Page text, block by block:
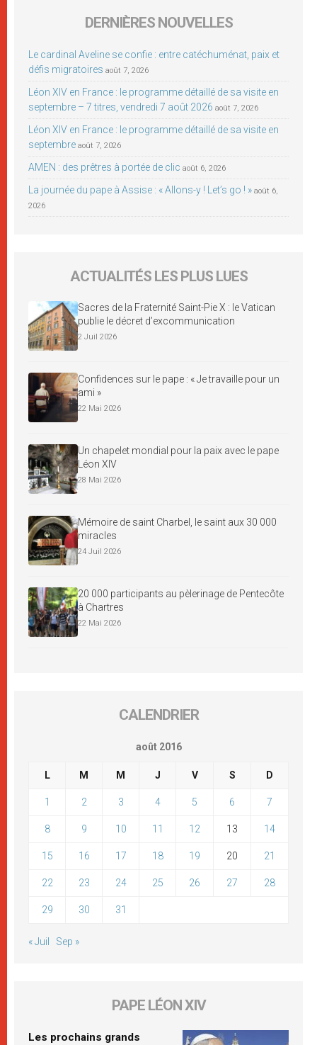
DERNIÈRES NOUVELLES
Le cardinal Aveline se confie : entre catéchuménat, paix et
défis migratoires août 7, 2026
Léon XIV en France : le programme détaillé de sa visite en
septembre – 7 titres, vendredi 7 août 2026 août 7, 2026
Léon XIV en France : le programme détaillé de sa visite en
septembre août 7, 2026
AMEN : des prêtres à portée de clic août 6, 2026
La journée du pape à Assise : « Allons-y ! Let’s go ! » août 6,
2026
ACTUALITÉS LES PLUS LUES
Sacres de la Fraternité Saint-Pie X : le Vatican
publie le décret d’excommunication
2 Juil 2026
Confidences sur le pape : « Je travaille pour un
ami »
22 Mai 2026
Un chapelet mondial pour la paix avec le pape
Léon XIV
28 Mai 2026
Mémoire de saint Charbel, le saint aux 30 000
miracles
24 Juil 2026
20 000 participants au pèlerinage de Pentecôte
à Chartres
22 Mai 2026
CALENDRIER
août 2016
L M M J V S D
1 2 3 4 5 6 7
8 9 10 11 12 13 14
15 16 17 18 19 20 21
22 23 24 25 26 27 28
29 30 31
« Juil Sep »
PAPE LÉON XIV
Les prochains grands